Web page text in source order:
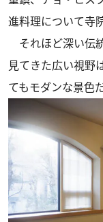
進料理について寺
それほど深い伝
見てきた広い視野
てもモダンな景色だ